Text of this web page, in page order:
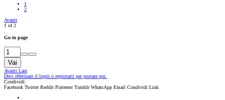
1
2
Avanti
1 of 2
Go to page
Vai
Avanti Last
Devi effettuare il login o registrarti per postare qui.
Condividi:
Facebook Twitter Reddit Pinterest Tumblr WhatsApp Email Condividi Link